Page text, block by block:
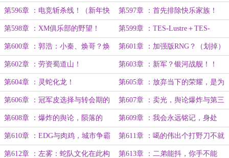
机！
第596章 ：电竞斩杀线！（新年快
乐）
第597章 ：首先排除快乐家族！
第598章 ：XM俱乐部的野望！ 第599章 ：TES-Lustre＋TES-
Duan！
第600章 ：郭浩：小秦、焕哥？焕
爹！
第601章 ：加强版RNG？（划掉）
WBG！
第602章 ：劳资蜀道山！ 第603章 ：新军？银河战舰！！
第604章 ：灵蛇化龙！ 第605章 ：放弃当下的荣耀，是为
了更美好的未来！
第606章 ：冠军皮选择与转会期的
尾声！
第607章 ：卖光，舆论爆炸与第三
代NXG！
第608章 ：爆炸的舆论，陨落的
NXG？
第609章 ：我会永远铭记，身处
NXG的每一天！
第610章 ：EDG与肉鸡，城市争霸
版艾欧尼亚杯？
第611章 ：噶的伟出个打野刀不就
行了？
第612章 ：左雾：蛇队文化在此构 第613章 ：二弟能抖，你手不能